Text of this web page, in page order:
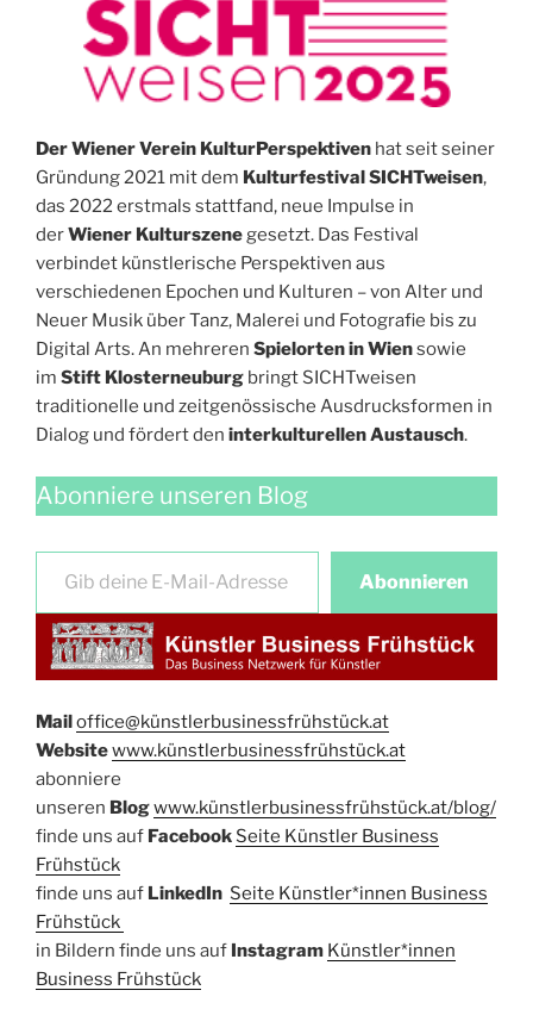
Der Wiener Verein KulturPerspektiven hat seit seiner
Gründung 2021 mit dem Kulturfestival SICHTweisen,
das 2022 erstmals stattfand, neue Impulse in
derWiener Kulturszenegesetzt. Das Festival
verbindet künstlerische Perspektiven aus
verschiedenen Epochen und Kulturen – von Alter und
Neuer Musik über Tanz, Malerei und Fotografie bis zu
Digital Arts. An mehreren Spielorten in Wiensowie
im Stift Klosterneuburg bringt SICHTweisen
traditionelle und zeitgenössische Ausdrucksformen in
Dialog und fördert den interkulturellen Austausch.
Abonniere unseren Blog
Gib deine E-Mail-Adresse ein …
Abonnieren
Mailoffice@künstlerbusinessfrühstück.at​
Websitewww.künstlerbusinessfrühstück.at
abonniere
unseren Blogwww.künstlerbusinessfrühstück.at/blog/
​finde uns auf Facebook​ Seite Künstler Business
Frühstück​
finde uns auf ​ LinkedIn Seite Künstler*innen Business
Frühstück
in Bildern finde uns auf Instagram Künstler*innen
Business Frühstück